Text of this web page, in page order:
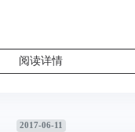
阅读详情
2017-06-11